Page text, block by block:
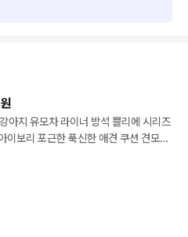
원
아지 유모차 라이너 방석 쁠리에 시리즈
한 애견 쿠션 견모차